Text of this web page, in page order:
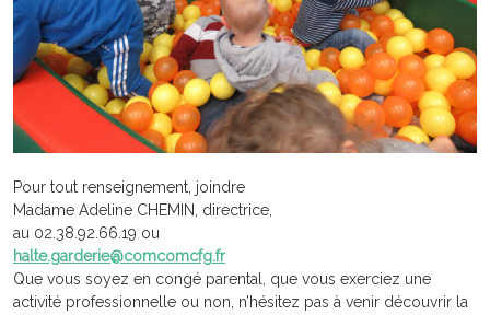
Pour tout renseignement, joindre
Madame Adeline CHEMIN, directrice,
au 02.38.92.66.19 ou
halte.garderie@comcomcfg.fr
Que vous soyez en congé parental, que vous exerciez une
activité professionnelle ou non, n’hésitez pas à venir découvrir la